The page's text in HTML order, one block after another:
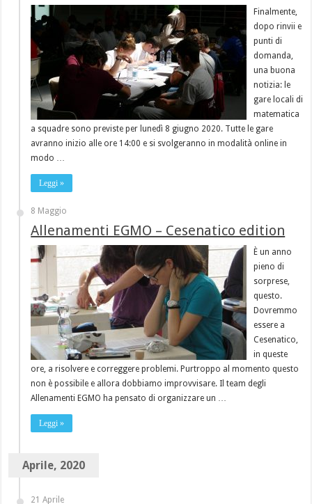
Finalmente,
dopo rinvii e
punti di
domanda,
una buona
notizia: le
gare locali di
matematica
a squadre sono previste per lunedì 8 giugno 2020. Tutte le gare
avranno inizio alle ore 14:00 e si svolgeranno in modalità online in
modo …
Leggi »
8 Maggio
Allenamenti EGMO – Cesenatico edition
È un anno
pieno di
sorprese,
questo.
Dovremmo
essere a
Cesenatico,
in queste
ore, a risolvere e correggere problemi. Purtroppo al momento questo
non è possibile e allora dobbiamo improvvisare. Il team degli
Allenamenti EGMO ha pensato di organizzare un …
Leggi »
Aprile, 2020
21 Aprile